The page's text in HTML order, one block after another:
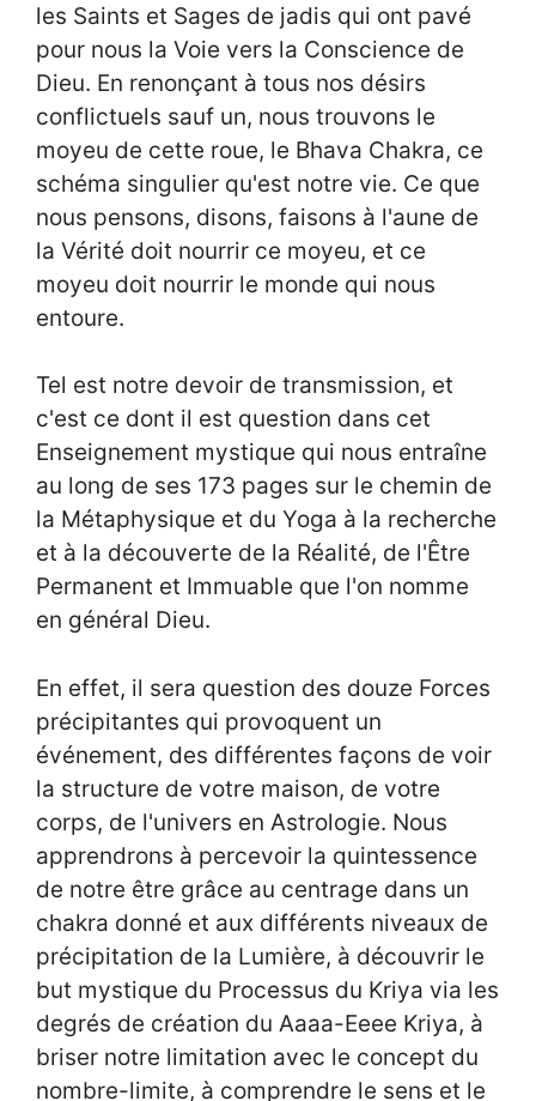
les Saints et Sages de jadis qui ont pavé
pour nous la Voie vers la Conscience de
Dieu. En renonçant à tous nos désirs
conflictuels sauf un, nous trouvons le
moyeu de cette roue, le Bhava Chakra, ce
schéma singulier qu'est notre vie. Ce que
nous pensons, disons, faisons à l'aune de
la Vérité doit nourrir ce moyeu, et ce
moyeu doit nourrir le monde qui nous
entoure.
Tel est notre devoir de transmission, et
c'est ce dont il est question dans cet
Enseignement mystique qui nous entraîne
au long de ses 173 pages sur le chemin de
la Métaphysique et du Yoga à la recherche
et à la découverte de la Réalité, de l'Être
Permanent et Immuable que l'on nomme
en général Dieu.
En effet, il sera question des douze Forces
précipitantes qui provoquent un
événement, des différentes façons de voir
la structure de votre maison, de votre
corps, de l'univers en Astrologie. Nous
apprendrons à percevoir la quintessence
de notre être grâce au centrage dans un
chakra donné et aux différents niveaux de
précipitation de la Lumière, à découvrir le
but mystique du Processus du Kriya via les
degrés de création du Aaaa-Eeee Kriya, à
briser notre limitation avec le concept du
nombre-limite, à comprendre le sens et le